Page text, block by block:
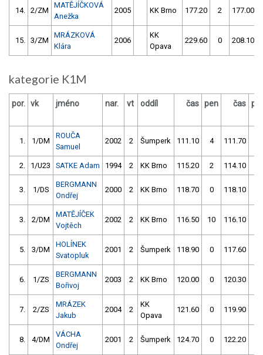
14. 2/ZM
MATĚJÍČKOVÁ
Anežka
2005 KK Brno 177.20 2 177.00
15. 3/ZM
MRÁZKOVÁ
Klára
2006
KK
Opava
229.60 0 208.10
kategorie K1M
por. vk jméno nar. vt oddíl čas pen čas
1. 1/DM
ROUČA
Samuel
2002 2 Šumperk 111.10 4 111.70
2. 1/U23 SATKE Adam 1994 2 KK Brno 115.20 2 114.10
3. 1/DS
BERGMANN
Ondřej
2000 2 KK Brno 118.70 0 118.10
3. 2/DM
MATĚJÍČEK
Vojtěch
2002 2 KK Brno 116.50 10 116.10
5. 3/DM
HOLÍNEK
Svatopluk
2001 2 Šumperk 118.90 0 117.60
6. 1/ZS
BERGMANN
Bořivoj
2003 2 KK Brno 120.00 0 120.30
7. 2/ZS
MRÁZEK
Jakub
2004 2
KK
Opava
121.60 0 119.90
8. 4/DM
VÁCHA
Ondřej
2001 2 Šumperk 124.70 0 122.20